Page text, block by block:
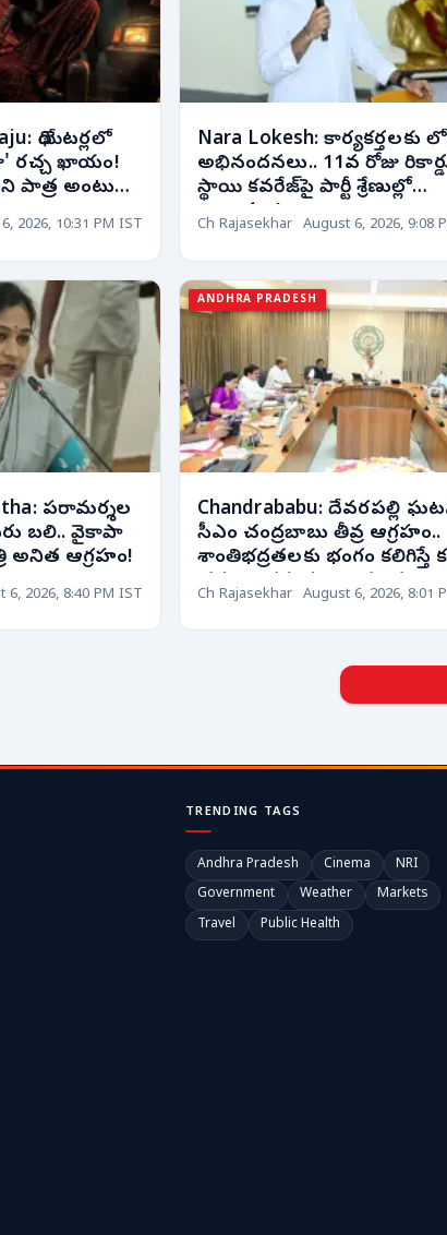
థియేటర్లలో
రచ్చ ఖాయం!
పాత్ర అంటున్న
2026, 10:31 PM IST
Nara Lokesh: కార్యకర్తలకు
అభినందనలు.. 11వ రోజు
స్థాయి కవరేజ్‌పై పార్టీ శ్రేణుల్లో
ఉత్సాహం!
Ch Rajasekhar August 6, 2026, 9:08
పరామర్శల
బలి.. వైకాపా
అనిత ఆగ్రహం!
6, 2026, 8:40 PM IST
ANDHRA PRADESH
Chandrababu: దేవరపల్లి
సీఎం చంద్రబాబు తీవ్ర ఆగ్రహం..
శాంతిభద్రతలకు భంగం కలిగిస్తే
చర్యలు తప్పవని హెచ్చరిక!
Ch Rajasekhar August 6, 2026, 8:01
TRENDING TAGS
Andhra Pradesh Cinema
NRI
Government
Weather
Markets
Travel
Public Health